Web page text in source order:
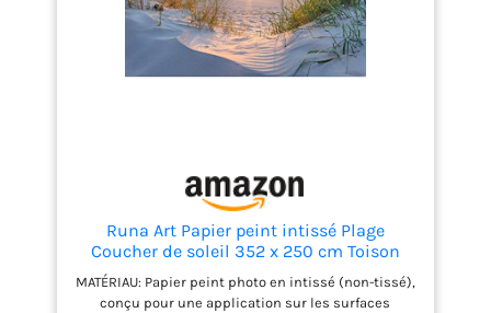
Runa Art Papier peint intissé Plage
Coucher de soleil 352 x 250 cm Toison
Mur XXL Tableaux Muraux Tapisserie
Photo Décoration Murale Salon Chambre
MATÉRIAU: Papier peint photo en intissé (non-tissé),
conçu pour une application sur les surfaces